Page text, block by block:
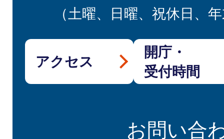
（土曜、日曜、祝休日、
アクセス
開庁・
受付時間
お問い合